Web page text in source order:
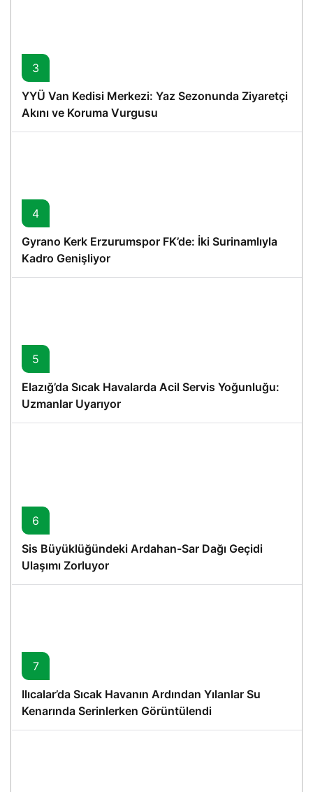
3
YYÜ Van Kedisi Merkezi: Yaz Sezonunda Ziyaretçi
Akını ve Koruma Vurgusu
4
Gyrano Kerk Erzurumspor FK’de: İki Surinamlıyla
Kadro Genişliyor
5
Elazığ’da Sıcak Havalarda Acil Servis Yoğunluğu:
Uzmanlar Uyarıyor
6
Sis Büyüklüğündeki Ardahan-Sar Dağı Geçidi
Ulaşımı Zorluyor
7
Ilıcalar’da Sıcak Havanın Ardından Yılanlar Su
Kenarında Serinlerken Görüntülendi